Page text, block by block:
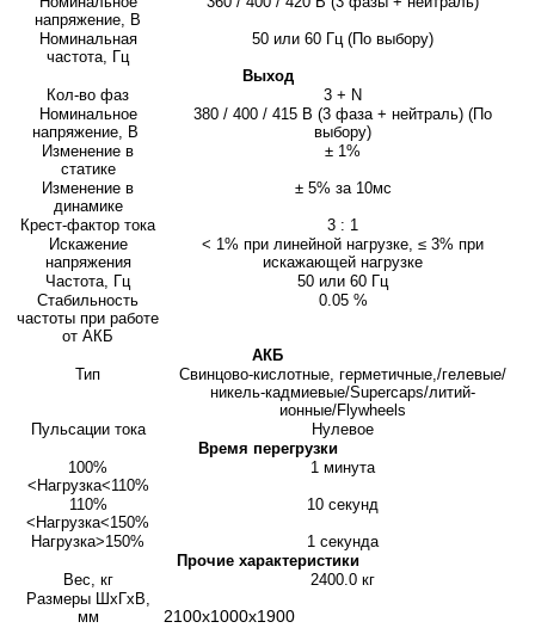
напряжение, В
Номинальная
частота, Гц
50 или 60 Гц (По выбору)
Выход
Кол-во фаз
3 + N
Номинальное
напряжение, В
380 / 400 / 415 В (3 фаза + нейтраль) (По
выбору)
Изменение в
статике
± 1%
Изменение в
динамике
± 5% за 10мс
Крест-фактор тока
3 : 1
Искажение
напряжения
< 1% при линейной нагрузке, ≤ 3% при
искажающей нагрузке
Частота, Гц
50 или 60 Гц
Стабильность
частоты при работе
от АКБ
0.05 %
АКБ
Тип
Свинцово-кислотные, герметичные,/гелевые/
никель-кадмиевые/Supercaps/литий-
ионные/Flywheels
Пульсации тока
Нулевое
Время перегрузки
100%
<Нагрузка<110%
1 минута
110%
<Нагрузка<150%
10 секунд
Нагрузка>150%
1 секунда
Прочие характеристики
Вес, кг
2400.0 кг
Размеры ШхГхВ,
мм
2100х1000х1900